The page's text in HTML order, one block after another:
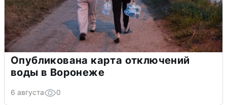
Опубликована карта отключений
воды в Воронеже
6 августа 0